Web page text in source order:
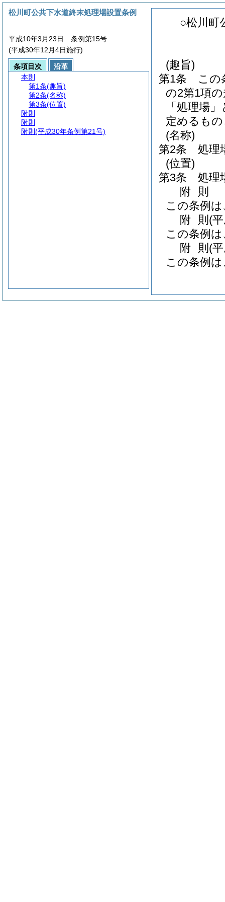
○松川町
(趣旨)
第1条
この
の2第1項
「処理場
定めるも
(名称)
第2条
処理
(位置)
第3条
処理
附 則
この条例
附 則 (
この条例
附 則 (
この条例
松川町公共下水道終末処理場設置条例
平成10年3月23日 条例第15号
(平成30年12月4日施行)
条項目次
沿革
本則
第1条(趣旨)
第2条(名称)
第3条(位置)
附則
附則
附則 (平成30年条例第21号)